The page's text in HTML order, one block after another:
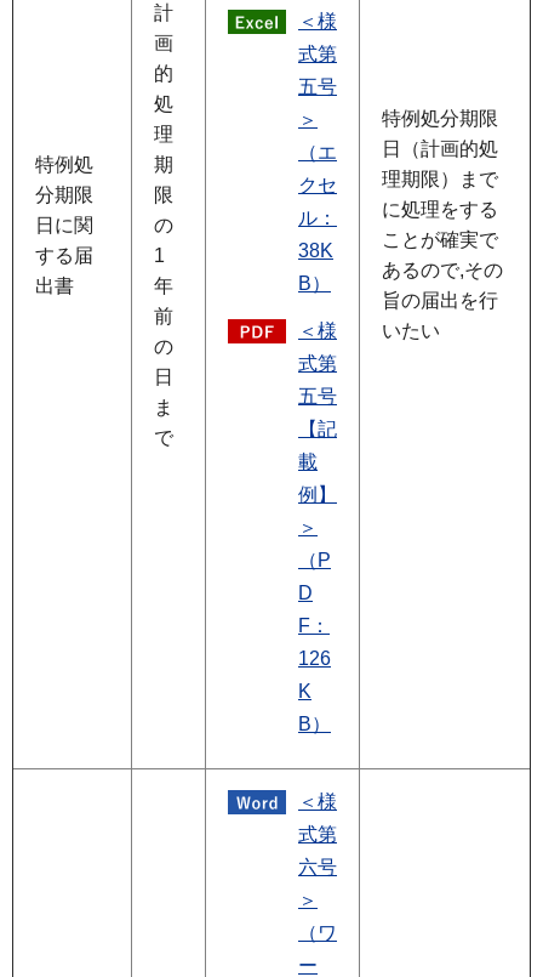
特例処
分期限
日に関
する届
出書
計
画
的
処
理
期
限
の
1
年
前
の
日
ま
で
＜様
式第
五号
＞
（エ
クセ
ル：
38K
B）
＜様
式第
五号
【記
載
例】
＞
（P
D
F：
126
K
B）
特例処分期限
日（計画的処
理期限）まで
に処理をする
ことが確実で
あるので,その
旨の届出を行
いたい
＜様
式第
六号
＞
（ワ
ー